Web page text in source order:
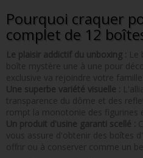
Pourquoi craquer
complet de 12
Le plaisir addictif du unboxing : Le
boîte mystère une à une pour
exclusive va rejoindre votre famille.
Une superbe variété visuelle :
transparence du dôme et des
rompt la monotonie des figurines
Un produit d'usine garanti scellé :
vous assure d'obtenir des boîtes
offrir ou à conserver comme un